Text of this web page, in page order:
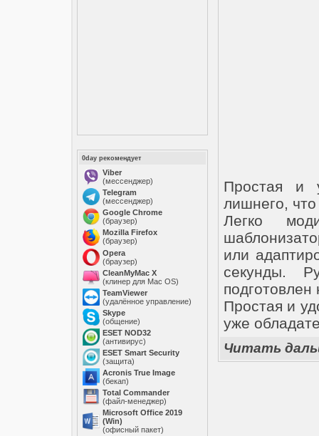
0day рекомендует
Viber
(мессенджер)
Telegram
(мессенджер)
Google Chrome
(браузер)
Mozilla Firefox
(браузер)
Opera
(браузер)
CleanMyMac X
(клинер для Mac OS)
TeamViewer
(удалённое управление)
Skype
(общение)
ESET NOD32
(антивирус)
ESET Smart Security
(защита)
Acronis True Image
(бекап)
Total Commander
(файл-менеджер)
Microsoft Office 2019
(Win)
(офисный пакет)
Простая и
лишнего,
Легко
или
секунды.
Простая и
уже
Читать